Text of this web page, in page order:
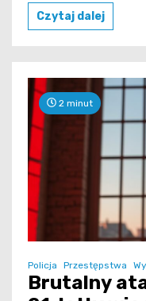
Czytaj dalej
2 minut
Policja Przestępstwa
Brutalny